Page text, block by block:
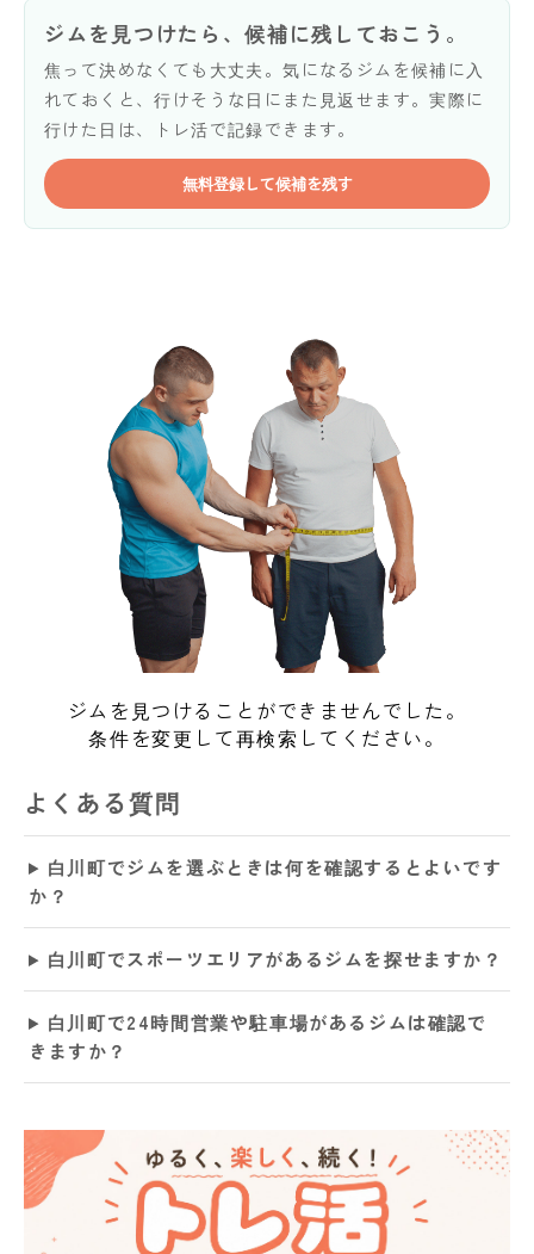
ジムを見つけたら、候補に残しておこう。
焦って決めなくても大丈夫。気になるジムを候補に入
れておくと、行けそうな日にまた見返せます。実際に
行けた日は、トレ活で記録できます。
無料登録して候補を残す
ジムを見つけることができませんでした。
条件を変更して再検索してください。
よくある質問
白川町でジムを選ぶときは何を確認するとよいです
か？
白川町でスポーツエリアがあるジムを探せますか？
白川町で24時間営業や駐車場があるジムは確認で
きますか？